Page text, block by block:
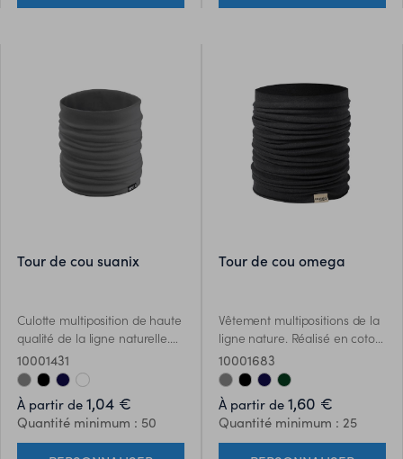
tour de cou suanix
Culotte multiposition de haute
qualité de la ligne naturelle.
En polyester élastique RPET
souple, fabriqué à partir de
plastique recyclé pour
favoriser la réutilisation des
déchets plastiques et
contribuer à la durabilité de la
10001431
À partir de 1,04 €
Quantité minimum : 50
tour de cou omega
Vêtement multipositions de la
ligne nature. Réalisé en coton
biologique de haute qualité
-150g/m2-, cultivé selon des
méthodes écologiquement
durables. La non-utilisation
dinsecticides, dengrais ou
dautres produits chimiques
10001683
À partir de 1,60 €
Quantité minimum : 25